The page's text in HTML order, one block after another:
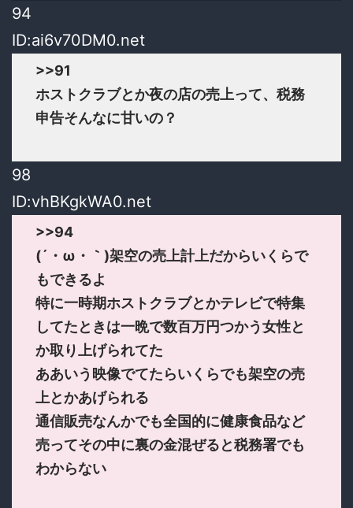
94
ID:ai6v70DM0.net
>>91
ホストクラブとか夜の店の売上って、税務
申告そんなに甘いの？
98
ID:vhBKgkWA0.net
>>94
(´・ω・｀)架空の売上計上だからいくらで
もできるよ
特に一時期ホストクラブとかテレビで特集
してたときは一晩で数百万円つかう女性と
か取り上げられてた
ああいう映像でてたらいくらでも架空の売
上とかあげられる
通信販売なんかでも全国的に健康食品など
売ってその中に裏の金混ぜると税務署でも
わからない